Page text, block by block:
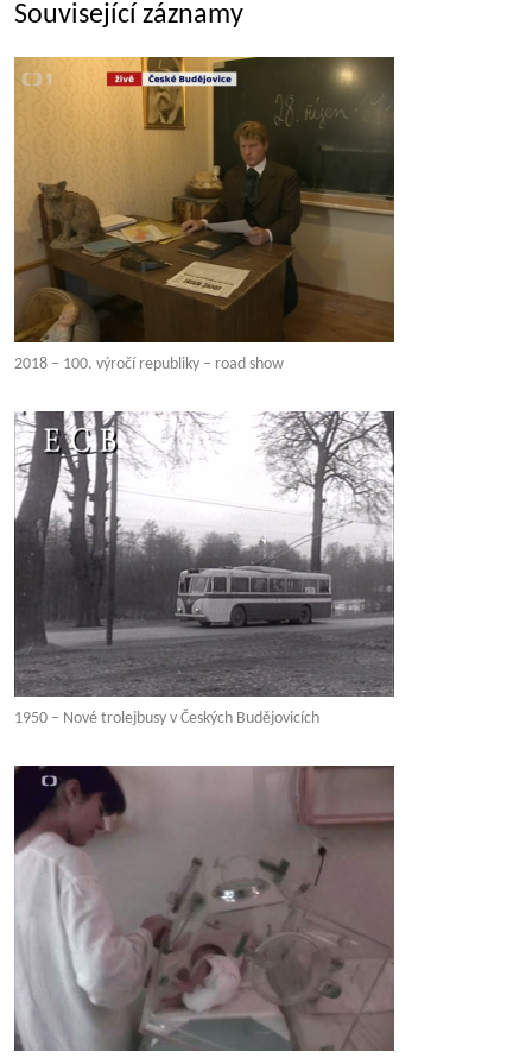
Související záznamy
2018 – 100. výročí republiky – road show
1950 – Nové trolejbusy v Českých Budějovicích